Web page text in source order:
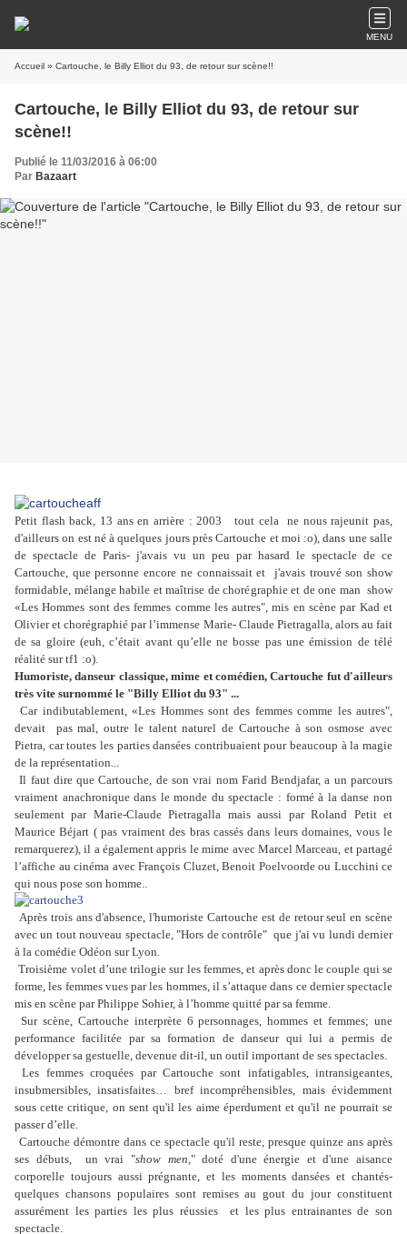
MENU
Accueil » Cartouche, le Billy Elliot du 93, de retour sur scène!!
Cartouche, le Billy Elliot du 93, de retour sur
scène!!
Publié le 11/03/2016 à 06:00
Par Bazaart
Petit flash back, 13 ans en arrière : 2003 tout cela ne nous rajeunit pas,
d'ailleurs on est né à quelques jours prèsCartouche et moi :o), dans une salle
de spectacle de Paris- j'avais vu un peu par hasard le spectacle de ce
Cartouche, que personne encore ne connaissait et j'avais trouvé son show
formidable, mélange habile et maîtrise de chorégraphie et de one man show
«Les Hommes sont des femmes comme les autres", mis en scène par Kad et
Olivier et chorégraphié par l’immense Marie- Claude Pietragalla, alors au fait
de sa gloire (euh, c’était avant qu’elle ne bosse pas une émission de télé
réalité sur tf1 :o).
Humoriste, danseur classique, mime et comédien, Cartouche fut d'ailleurs
très vite surnommé le "Billy Elliot du 93" ...
Car indibutablement, «Les Hommes sont des femmes comme les autres",
devait
pas mal, outre le talent naturel de Cartouche à son osmose avec
Pietra, car toutes les parties dansées contribuaient pour beaucoup à la magie
de la représentation...
Il faut dire que Cartouche, de son vrai nom Farid Bendjafar, a un parcours
vraiment anachronique dans le monde du spectacle : formé à la danse non
seulement par Marie-Claude Pietragalla mais aussi par Roland Petit et
Maurice Béjart ( pas vraiment des bras cassés dans leurs domaines, vous le
remarquerez), il a également appris le mime avec Marcel Marceau, et partagé
l’affiche au cinéma avec François Cluzet, Benoit Poelvoorde ou Lucchini ce
qui nous pose son homme..
Après trois ans d'absence, l'humoriste Cartouche est de retour seul en scène
avec un tout nouveau spectacle, "Hors de contrôle" que j'ai vu lundi dernier
à la comédie Odéon sur Lyon.
Troisième volet d’une trilogie sur les femmes, et après donc le couple qui se
forme, les femmes vues par les hommes, il s’attaque dans ce dernier spectacle
mis en scène par Philippe Sohier, à l’homme quitté par sa femme.
Sur scène, Cartouche interprète 6 personnages, hommes et femmes; une
performance facilitée par sa formation de danseur qui lui a permis de
développer sa gestuelle, devenue dit-il, un outil important de ses spectacles.
Les femmes croquées par Cartouche sont infatigables, intransigeantes,
insubmersibles, insatisfaites… bref incompréhensibles, mais évidemment
sous cette critique, on sent qu'il les aime éperdument et qu'il ne pourrait se
passer d’elle.
Cartouche démontre dans ce spectacle qu'il reste, presque quinze ans après
ses débuts,
un vrai "show men," doté d'une énergie et d'une aisance
corporelle toujours aussi prégnante, et les moments dansées et chantés-
quelques chansons populaires sont remises au gout du jour constituent
assurément les parties les plus réussies et les plus entrainantes de son
spectacle.